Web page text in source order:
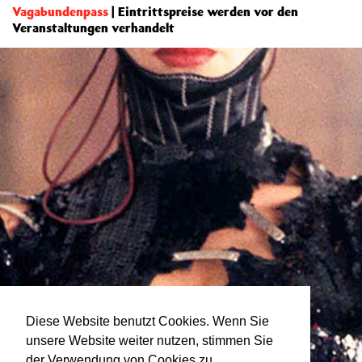
Diese Website benutzt Cookies. Wenn Sie
unsere Website weiter nutzen, stimmen Sie
Vagabundenpass | Eintrittspreise werden vor den
Veranstaltungen verhandelt